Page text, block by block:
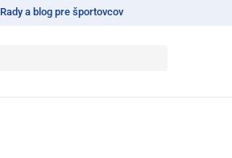
Rady a blog pre športovcov